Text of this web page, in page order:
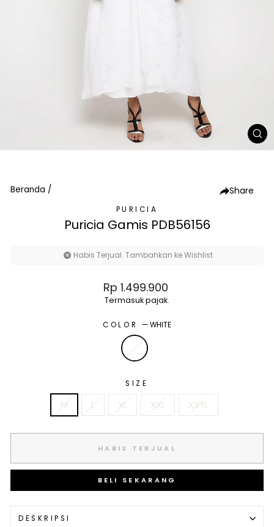
Beranda / Share
PURICIA
Puricia Gamis PDB56156
Habis Terjual. Tambahkan ke Wishlist
Harga
normal
Rp 1.499.900
Termasuk pajak.
COLOR —WHITE
SIZE
M L XL XXL XXXL
HABIS TERJUAL
BELI SEKARANG
DESKRIPSI